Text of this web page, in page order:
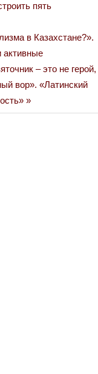
пять
в Казахстане?».
активные
– это не герой,
вор». «Латинский